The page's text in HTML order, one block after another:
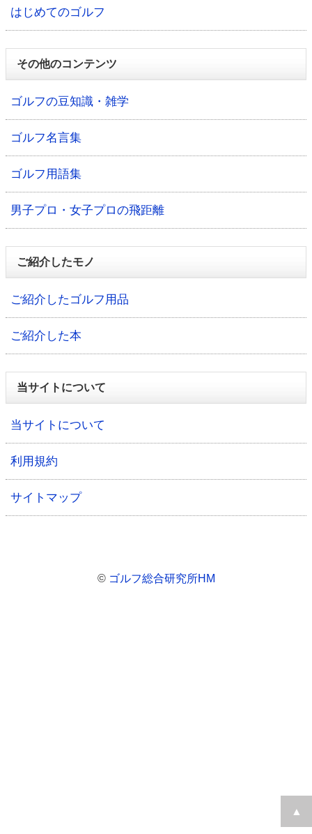
はじめてのゴルフ
その他のコンテンツ
ゴルフの豆知識・雑学
ゴルフ名言集
ゴルフ用語集
男子プロ・女子プロの飛距離
ご紹介したモノ
ご紹介したゴルフ用品
ご紹介した本
当サイトについて
当サイトについて
利用規約
サイトマップ
© ゴルフ総合研究所HM
▲